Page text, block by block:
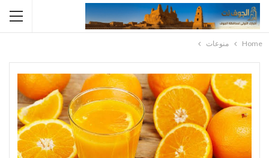
Home منوعات